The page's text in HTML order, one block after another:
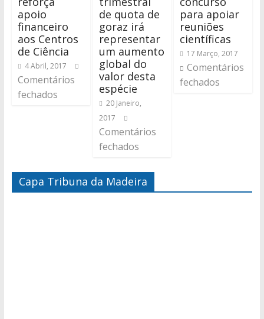
apoio
financeiro
aos Centros
de Ciência
4 Abril, 2017
Comentários
fechados
de quota de
goraz irá
representar
um aumento
global do
valor desta
espécie
20 Janeiro,
2017
Comentários
fechados
para apoiar
reuniões
científicas
17 Março, 2017
Comentários
fechados
Capa Tribuna da Madeira